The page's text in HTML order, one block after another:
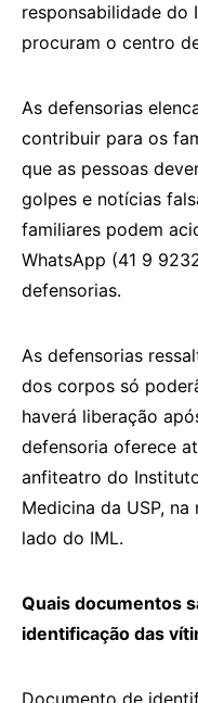
responsabilidade do
procuram o centro
As defensorias
contribuir para os
que as pessoas
golpes e notícias
familiares podem
WhatsApp (41 9
defensorias.
As defensorias
dos corpos só
haverá liberação
defensoria oferece
anfiteatro do
Medicina da USP, na
lado do IML.
Quais documentos
identificação das